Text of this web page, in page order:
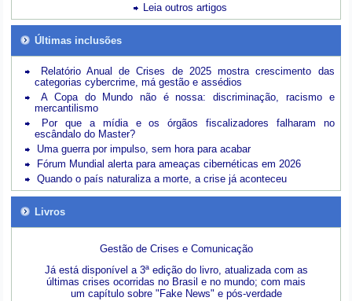
Leia outros artigos
Últimas inclusões
Relatório Anual de Crises de 2025 mostra crescimento das
categorias cybercrime, má gestão e assédios
A Copa do Mundo não é nossa: discriminação, racismo e
mercantilismo
Por que a mídia e os órgãos fiscalizadores falharam no
escândalo do Master?
Uma guerra por impulso, sem hora para acabar
Fórum Mundial alerta para ameaças cibernéticas em 2026
Quando o país naturaliza a morte, a crise já aconteceu
Livros
Gestão de Crises e Comunicação
Já está disponível a 3ª edição do livro, atualizada com as
últimas crises ocorridas no Brasil e no mundo; com mais
um capítulo sobre "Fake News" e pós-verdade